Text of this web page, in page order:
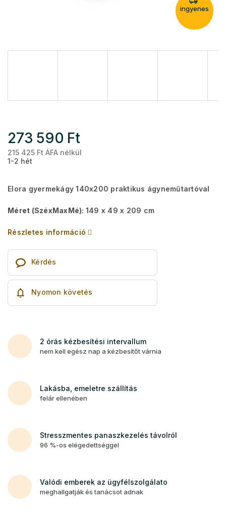
ingyenes
273 590 Ft
215 425 Ft ÁFA nélkül
1-2 hét
Elora gyermekágy 140x200 praktikus ágyneműtartóval
Méret (SzéxMaxMé): 149 x 49 x 209 cm
Részletes információ
Kérdés
Nyomon követés
2 órás kézbesítési intervallum
nem kell egész nap a kézbesítőt várnia
Lakásba, emeletre szállítás
felár ellenében
Stresszmentes panaszkezelés távolról
96 %-os elégedettséggel
Valódi emberek az ügyfélszolgálato
meghallgatják és tanácsot adnak